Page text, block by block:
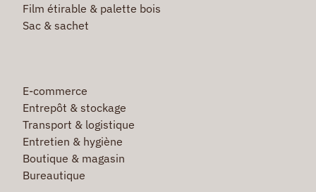
Film étirable & palette bois
Sac & sachet
E-commerce
Entrepôt & stockage
Transport & logistique
Entretien & hygiène
Boutique & magasin
Bureautique